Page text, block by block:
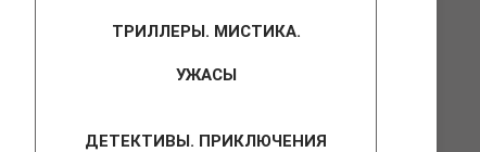
ТРИЛЛЕРЫ. МИСТИКА.
УЖАСЫ
ДЕТЕКТИВЫ. ПРИКЛЮЧЕНИЯ